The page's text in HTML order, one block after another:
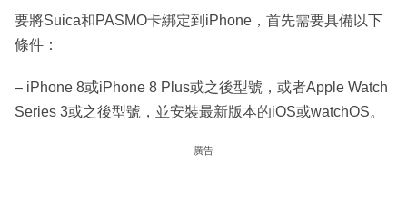
要將Suica和PASMO卡綁定到iPhone，首先需要具備以下
條件：
– iPhone 8或iPhone 8 Plus或之後型號，或者Apple Watch
Series 3或之後型號，並安裝最新版本的iOS或watchOS。
廣告